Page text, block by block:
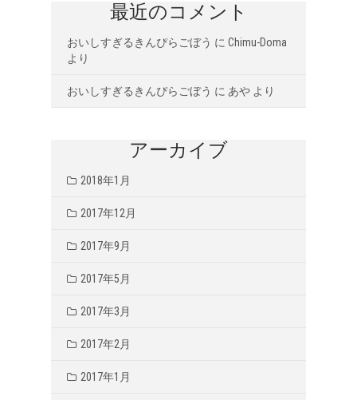
最近のコメント
おいしすぎるきんぴらごぼう に Chimu-Doma
より
おいしすぎるきんぴらごぼう に あや より
アーカイブ
2018年1月
2017年12月
2017年9月
2017年5月
2017年3月
2017年2月
2017年1月